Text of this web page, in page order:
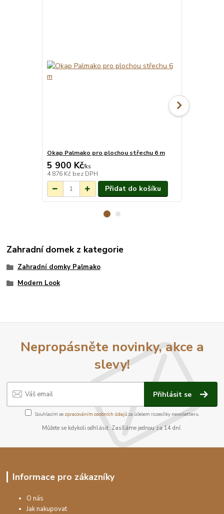
Okap Palmako pro plochou střechu 6 m
5 900 Kč/ks
4 876 Kč bez DPH
Přidat do košíku
Zahradní domek z kategorie
Zahradní domky Palmako
Modern Look
Nepropásněte novinky, akce a
slevy!
Přihlásit se
Souhlasím se zpracováním osobních údajůza účelem rozesílky newsletteru.
Můžete se kdykoli odhlásit. Zasíláme jednou za 14 dní.
Informace pro zákazníky
O nás
Jak nakupovat